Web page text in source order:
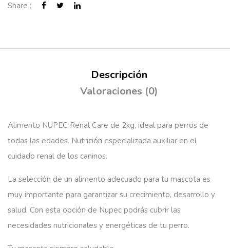
Share :
Descripción
Valoraciones (0)
Alimento NUPEC Renal Care de 2kg, ideal para perros de
todas las edades. Nutrición especializada auxiliar en el
cuidado renal de los caninos.
La selección de un alimento adecuado para tu mascota es
muy importante para garantizar su crecimiento, desarrollo y
salud. Con esta opción de Nupec podrás cubrir las
necesidades nutricionales y energéticas de tu perro.